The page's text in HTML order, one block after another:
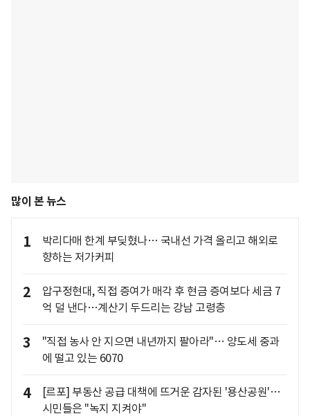
많이 본 뉴스
1
박리다매 한계 부딪혔나… 국내선 가격 올리고 해외로
향하는 저가커피
2
압구정현대, 직접 증여가 매각 후 현금 증여보다 세금 7
억 덜 낸다…계산기 두드리는 강남 고령층
3
"직접 농사 안 지으면 내년까지 팔아라"… 양도세 중과
에 떨고 있는 6070
4
[르포] 부동산 공급 대책에 뜨거운 감자된 '용산공원'…
시민들은 "녹지 지켜야"